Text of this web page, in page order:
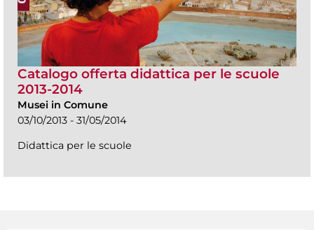
Catalogo offerta didattica per le scuole
2013-2014
Musei in Comune
03/10/2013 - 31/05/2014
Didattica per le scuole